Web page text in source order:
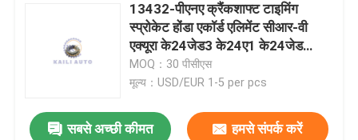
13432-पीएनए क्रैंकशाफ्ट टाइमिंग
स्प्रोकेट होंडा एकॉर्ड एलिमेंट सीआर-वी
एक्यूरा के24जेड3 के24ए1 के24जेड
के24ए2
MOQ：30 पीसीएस
मूल्य：USD/EUR 1-5 per pcs
सबसे अच्छी कीमत हमसे संपर्क करें